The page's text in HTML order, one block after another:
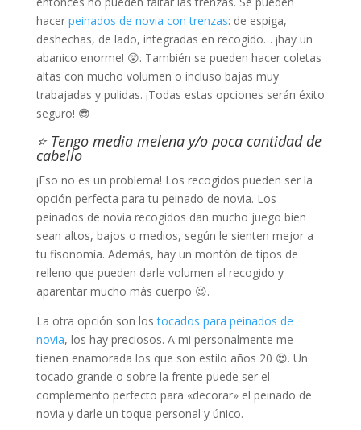
hacer peinados de novia con trenzas: de espiga,
deshechas, de lado, integradas en recogido… ¡hay un
abanico enorme! 😲. También se pueden hacer coletas
altas con mucho volumen o incluso bajas muy
trabajadas y pulidas. ¡Todas estas opciones serán éxito
seguro! 😎
⭐ Tengo media melena y/o poca cantidad de
cabello
¡Eso no es un problema! Los recogidos pueden ser la
opción perfecta para tu peinado de novia. Los
peinados de novia recogidos dan mucho juego bien
sean altos, bajos o medios, según le sienten mejor a
tu fisonomía. Además, hay un montón de tipos de
relleno que pueden darle volumen al recogido y
aparentar mucho más cuerpo 😉.
La otra opción son lostocados para peinados de
novia, los hay preciosos. A mi personalmente me
tienen enamorada los que son estilo años 20 😍. Un
tocado grande o sobre la frente puede ser el
complemento perfecto para «decorar» el peinado de
novia y darle un toque personal y único.